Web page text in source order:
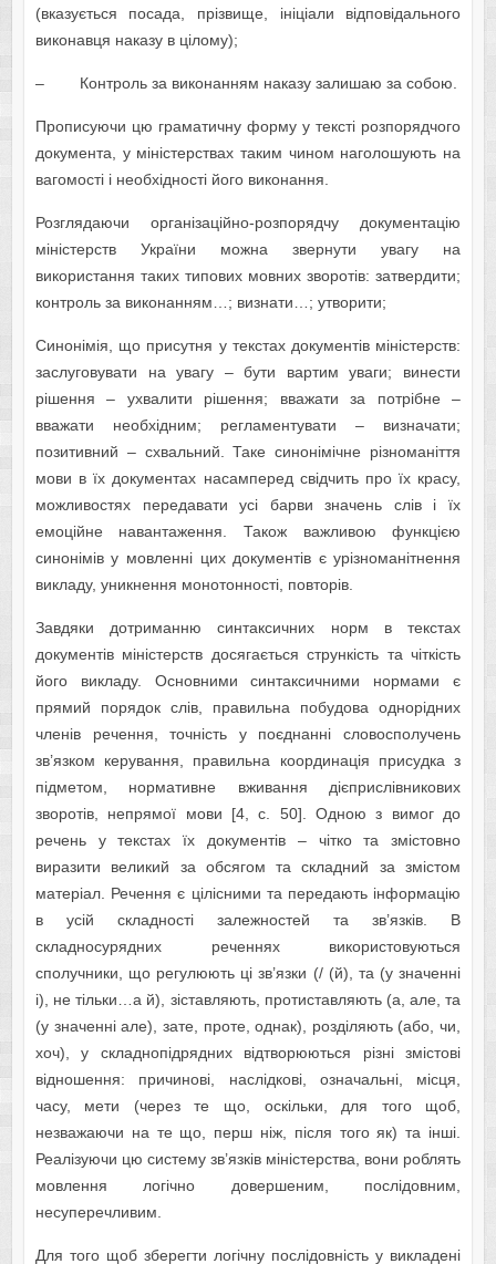
(вказується посада, прізвище, ініціали відповідального
виконавця наказу в цілому);
– Контроль за виконанням наказу залишаю за собою.
Прописуючи цю граматичну форму у тексті розпорядчого
документа, у міністерствах таким чином наголошують на
вагомості і необхідності його виконання.
Розглядаючи організаційно-розпорядчу документацію
міністерств України можна звернути увагу на
використання таких типових мовних зворотів: затвердити;
контроль за виконанням…; визнати…; утворити;
Синонімія, що присутня у текстах документів міністерств:
заслуговувати на увагу – бути вартим уваги; винести
рішення – ухвалити рішення; вважати за потрібне –
вважати необхідним; регламентувати – визначати;
позитивний – схвальний. Таке синонімічне різноманіття
мови в їх документах насамперед свідчить про їх красу,
можливостях передавати усі барви значень слів і їх
емоційне навантаження. Також важливою функцією
синонімів у мовленні цих документів є урізноманітнення
викладу, уникнення монотонності, повторів.
Завдяки дотриманню синтаксичних норм в текстах
документів міністерств досягається стрункість та чіткість
його викладу. Основними синтаксичними нормами є
прямий порядок слів, правильна побудова однорідних
членів речення, точність у поєднанні словосполучень
зв’язком керування, правильна координація присудка з
підметом, нормативне вживання дієприслівникових
зворотів, непрямої мови [4, с. 50]. Одною з вимог до
речень у текстах їх документів – чітко та змістовно
виразити великий за обсягом та складний за змістом
матеріал. Речення є цілісними та передають інформацію
в усій складності залежностей та зв’язків. В
складносурядних реченнях використовуються
сполучники, що регулюють ці зв’язки (/ (й), та (у значенні
і), не тільки…а й), зіставляють, протиставляють (а, але, та
(у значенні але), зате, проте, однак), розділяють (або, чи,
хоч), у складнопідрядних відтворюються різні змістові
відношення: причинові, наслідкові, означальні, місця,
часу, мети (через те що, оскільки, для того щоб,
незважаючи на те що, перш ніж, після того як) та інші.
Реалізуючи цю систему зв’язків міністерства, вони роблять
мовлення логічно довершеним, послідовним,
несуперечливим.
Для того щоб зберегти логічну послідовність у викладені